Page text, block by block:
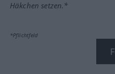
Häkchen setzen.*
*Pflichtfeld